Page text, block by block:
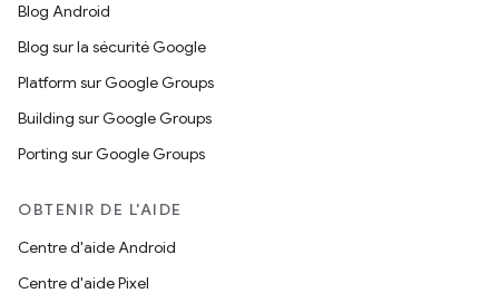
Blog Android
Blog sur la sécurité Google
Platform sur Google Groups
Building sur Google Groups
Porting sur Google Groups
OBTENIR DE L'AIDE
Centre d'aide Android
Centre d'aide Pixel